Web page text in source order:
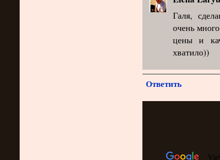
Галя,
очень
цены и
хватило))
Ответить